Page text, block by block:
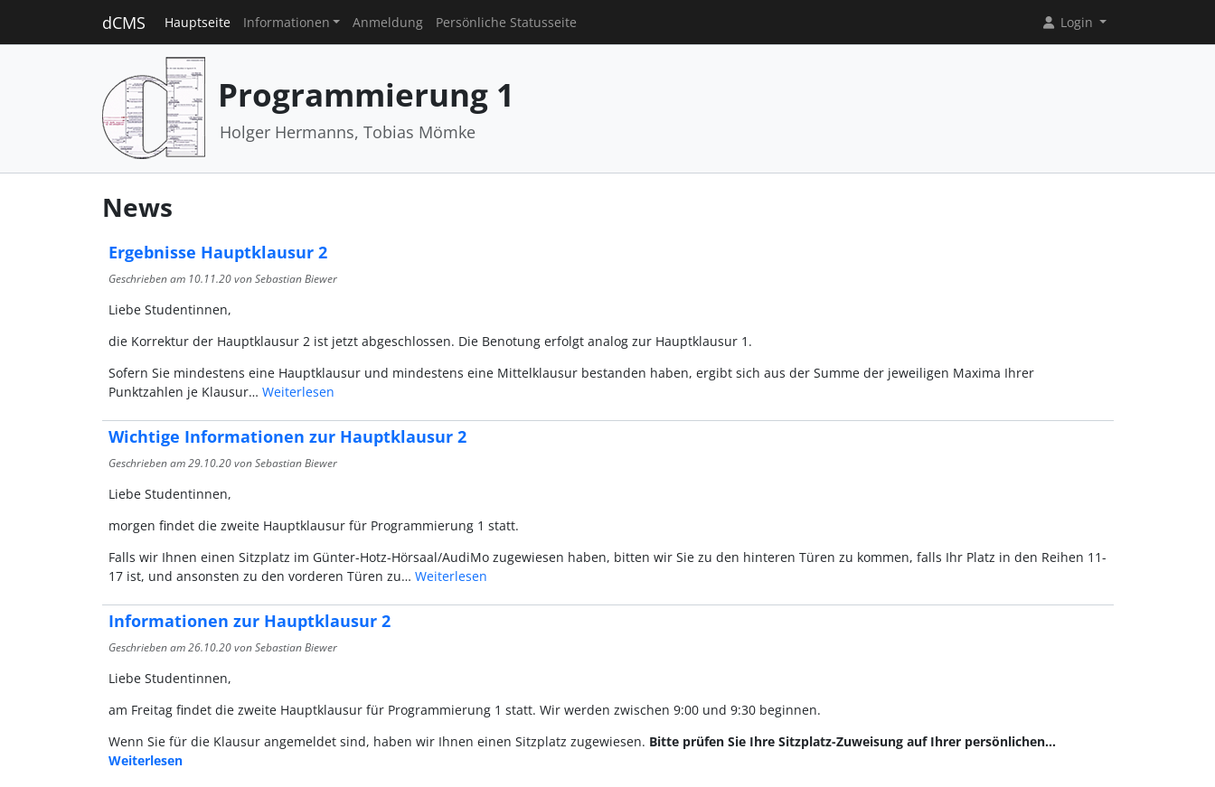
dCMS Hauptseite Informationen Anmeldung Persönliche Statusseite Login
Programmierung 1
Holger Hermanns, Tobias Mömke
News
Ergebnisse Hauptklausur 2
Geschrieben am 10.11.20von Sebastian Biewer
Liebe Studentinnen,
die Korrektur der Hauptklausur 2 ist jetzt abgeschlossen. Die Benotung erfolgt analog zur Hauptklausur 1.
Sofern Sie mindestens eine Hauptklausur und mindestens eine Mittelklausur bestanden haben, ergibt sich aus der Summe der jeweiligen Maxima Ihrer
Punktzahlen je Klausur… Weiterlesen
Wichtige Informationen zur Hauptklausur 2
Geschrieben am29.10.20von Sebastian Biewer
Liebe Studentinnen,
morgen findet die zweite Hauptklausur für Programmierung 1 statt.
Falls wir Ihnen einen Sitzplatz im Günter-Hotz-Hörsaal/AudiMo zugewiesen haben, bitten wir Sie zu den hinteren Türen zu kommen, falls Ihr Platz in den Reihen 11-
17 ist, und ansonsten zu den vorderen Türen zu… Weiterlesen
Informationen zur Hauptklausur 2
Geschrieben am26.10.20von Sebastian Biewer
Liebe Studentinnen,
am Freitag findet die zweite Hauptklausur für Programmierung 1 statt. Wir werden zwischen 9:00 und 9:30 beginnen.
Wenn Sie für die Klausur angemeldet sind, haben wir Ihnen einen Sitzplatz zugewiesen. Bitte prüfen Sie Ihre Sitzplatz-Zuweisung auf Ihrer persönlichen…
Weiterlesen